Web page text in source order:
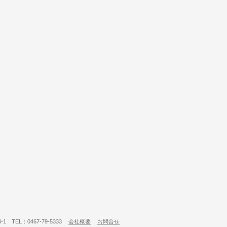
1 TEL：0467-79-5333 会社概要 お問合せ